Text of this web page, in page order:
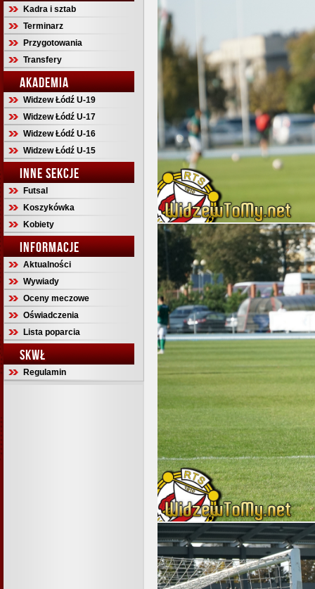
Kadra i sztab
Terminarz
Przygotowania
Transfery
AKADEMIA
Widzew Łódź U-19
Widzew Łódź U-17
Widzew Łódź U-16
Widzew Łódź U-15
INNE SEKCJE
Futsal
Koszykówka
Kobiety
INFORMACJE
Aktualności
Wywiady
Oceny meczowe
Oświadczenia
Lista poparcia
SKWŁ
Regulamin